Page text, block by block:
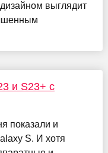
выглядит
и S23+ с
показали и
S. И хотя